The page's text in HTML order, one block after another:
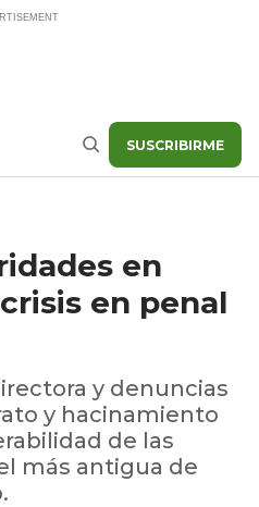
Buscar SUSCRIBIRME
en
en penal
y denuncias
y hacinamiento
de las
más antigua de